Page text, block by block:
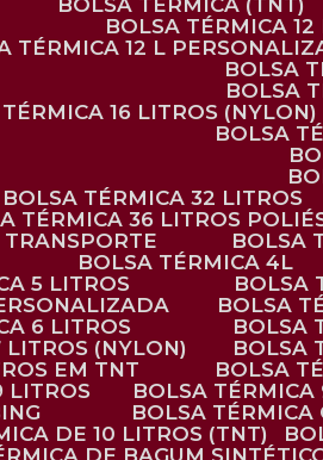
BOLSA TÉRMICA (TNT)
BOLSA TÉRMICA 12
TÉRMICA 12 L
BOLSA
BOLSA
TÉRMICA 16 LITROS (NYLON)
BOLSA
BOLSA TÉRMICA 32 LITROS
TÉRMICA 36 LITROS
BOLSA TÉRMICA 4L
5 LITROS
BOLSA
6 LITROS
LITROS (NYLON)
EM TNT
BOLSA
LITROS BOLSA
BOLSA
DE 10 LITROS (TNT)
DE BAGUM